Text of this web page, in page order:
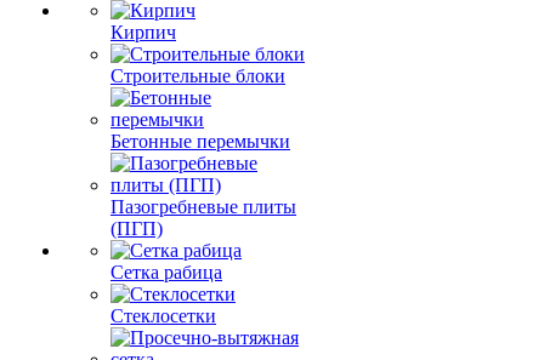
Кирпич
Строительные блоки
Бетонные перемычки
Пазогребневые плиты
(ПГП)
Сетка рабица
Стеклосетки